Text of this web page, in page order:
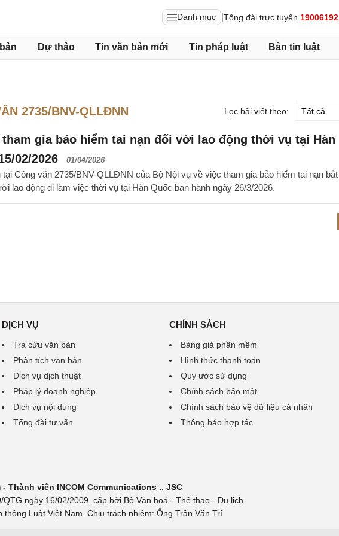
Danh mục Tổng đài trực tuyến 19006192
Dự thảo Tin văn bản mới Tin pháp luật Bản tin luật
2735/BNV-QLLĐNN Lọc bài viết theo:
tham gia bảo hiểm tai nạn đối với lao động thời vụ tại Hàn
02/2026
01/04/2026
tại Công văn 2735/BNV-QLLĐNN của Bộ Nội vụ về việc tham gia bảo hiểm tai nạn bắt
lao động đi làm việc thời vụ tại Hàn Quốc ban hành ngày 26/3/2026.
DỊCH VỤ
Tra cứu văn bản
Phân tích văn bản
Dịch vụ dịch thuật
Pháp lý doanh nghiệp
Dịch vụ nội dung
Tổng đài tư vấn
CHÍNH SÁCH
Bảng giá phần mềm
Hình thức thanh toán
Quy ước sử dụng
Chính sách bảo mật
Chính sách bảo vệ dữ liệu cá nhân
Thông báo hợp tác
Thành viên INCOM Communications ., JSC
ngày 16/02/2009, cấp bởi Bộ Văn hoá - Thể thao - Du lịch
Luật Việt Nam. Chịu trách nhiệm: Ông Trần Văn Trí